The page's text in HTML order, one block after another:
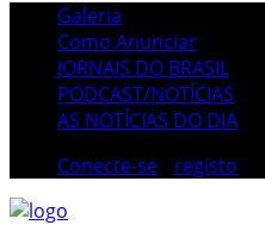
Galeria
Como Anunciar
JORNAIS DO BRASIL
PODCAST/NOTÍCIAS
AS NOTÍCIAS DO DIA
Conecte-se
registo